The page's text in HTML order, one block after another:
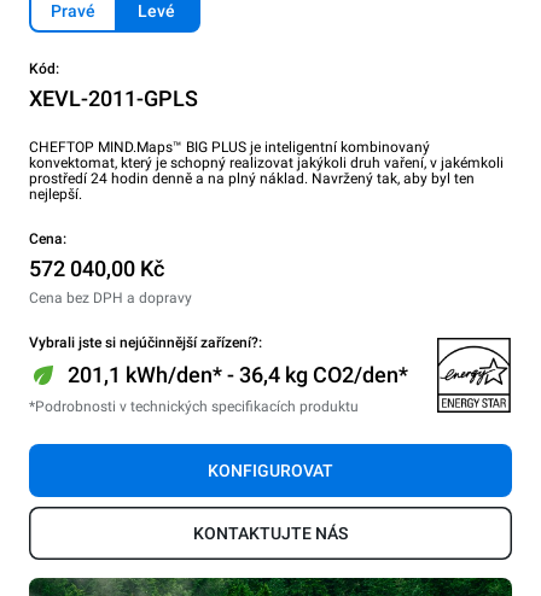
Pravé Levé
Kód:
XEVL-2011-GPLS
CHEFTOP MIND.Maps™ BIG PLUS je inteligentní kombinovaný
konvektomat, který je schopný realizovat jakýkoli druh vaření, v jakémkoli
prostředí 24 hodin denně a na plný náklad. Navržený tak, aby byl ten
nejlepší.
Cena:
572 040,00 Kč
Cena bez DPH a dopravy
Vybrali jste si nejúčinnější zařízení?:
201,1 kWh/den* - 36,4 kg CO2/den*
*Podrobnosti v technických specifikacích produktu
KONFIGUROVAT
KONTAKTUJTE NÁS